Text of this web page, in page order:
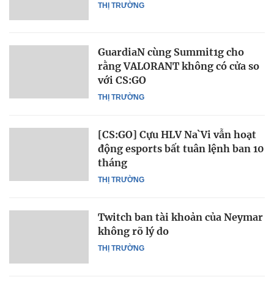
THỊ TRƯỜNG
THỊ TRƯỜNG
GuardiaN cùng Summit1g cho
rằng VALORANT không có cửa so
với CS:GO
THỊ TRƯỜNG
[CS:GO] Cựu HLV Na`Vi vẫn hoạt
động esports bất tuân lệnh ban 10
tháng
THỊ TRƯỜNG
Twitch ban tài khoản của Neymar
không rõ lý do